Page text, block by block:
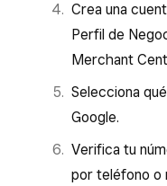
Crea una
Perfil de
Merchant
Selecciona
Google.
Verifica tu
por teléfono o